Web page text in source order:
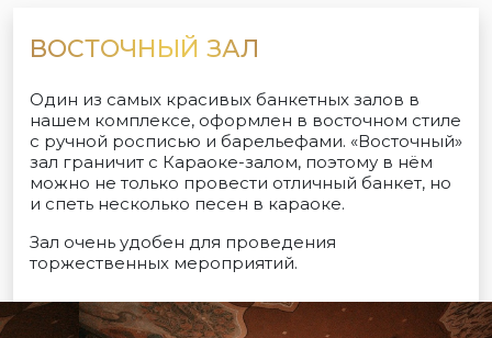
ВОСТОЧНЫЙ ЗАЛ
Один из самых красивых банкетных залов в
нашем комплексе, оформлен в восточном стиле
с ручной росписью и барельефами. «Восточный»
зал граничит с Караоке-залом, поэтому в нём
можно не только провести отличный банкет, но
и спеть несколько песен в караоке.
Зал очень удобен для проведения
торжественных мероприятий.